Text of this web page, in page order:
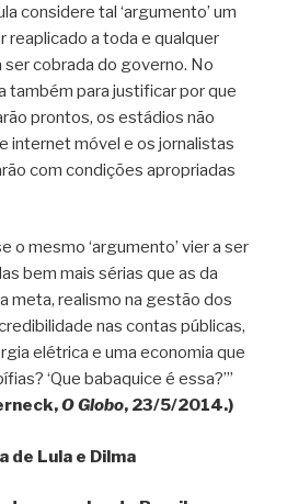
considere tal ‘argumento’ um
reaplicado a toda e qualquer
ser cobrada do governo. No
também para justificar por que
prontos, os estádios não
internet móvel e os jornalistas
com condições apropriadas
o mesmo ‘argumento’ vier a ser
bem mais sérias que as da
meta, realismo na gestão dos
nas contas públicas,
elétrica e uma economia que
‘Que babaquice é essa?’”
O Globo, 23/5/2014.)
de Lula e Dilma